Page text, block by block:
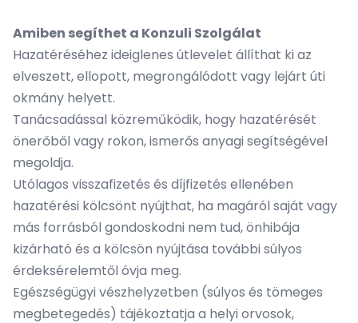
Amiben segíthet a Konzuli Szolgálat
Hazatéréséhez ideiglenes útlevelet állíthat ki az
elveszett, ellopott, megrongálódott vagy lejárt úti
okmány helyett.
Tanácsadással közreműködik, hogy hazatérését
önerőből vagy rokon, ismerős anyagi segítségével
megoldja.
Utólagos visszafizetés és díjfizetés ellenében
hazatérési kölcsönt nyújthat, ha magáról saját vagy
más forrásból gondoskodni nem tud, önhibája
kizárható és a kölcsön nyújtása további súlyos
érdeksérelemtől óvja meg.
Egészségügyi vészhelyzetben (súlyos és tömeges
megbetegedés) tájékoztatja a helyi orvosok,